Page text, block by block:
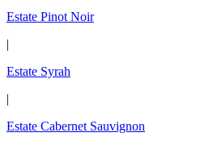
Estate Pinot Noir
|
Estate Syrah
|
Estate Cabernet Sauvignon